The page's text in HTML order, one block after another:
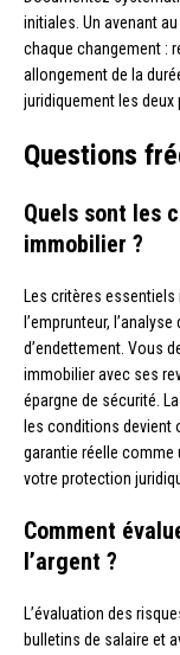
initiales. Un avenant
chaque changement :
allongement de la
juridiquement les
Questions
Quels sont les
immobilier ?
Les critères
l’emprunteur,
d’endettement. Vous
immobilier avec ses
épargne de sécurité.
les conditions devient
garantie réelle
votre protection
Comment
l’argent ?
L’évaluation des
bulletins de salaire et